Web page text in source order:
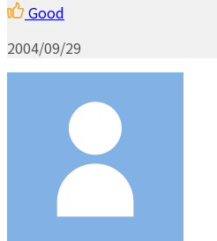
Good
2004/09/29